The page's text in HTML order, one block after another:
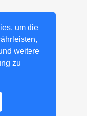
um die
weitere
zu